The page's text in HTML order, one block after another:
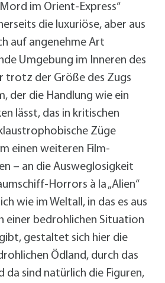
im Orient-Express“
die luxuriöse, aber aus
auf angenehme Art
Umgebung im Inneren des
trotz der Größe des Zugs
der die Handlung wie ein
lässt, das in kritischen
Züge
einen weiteren Film-
– an die Ausweglosigkeit
Horrors à la „Alien“
wie im Weltall, in das es aus
einer bedrohlichen Situation
gestaltet sich hier die
Ödland, durch das
da sind natürlich die Figuren,